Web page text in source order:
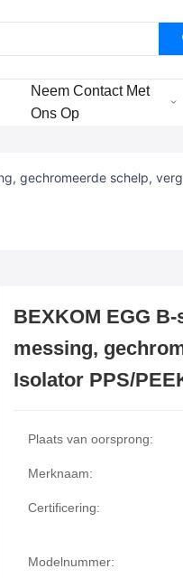
Neem Contact Met
Ons Op
gechromeerde schelp,
BEXKOM EGG
messing,
Isolator PPS/
Plaats van oorsprong:
Merknaam:
Certificering:
Modelnummer: